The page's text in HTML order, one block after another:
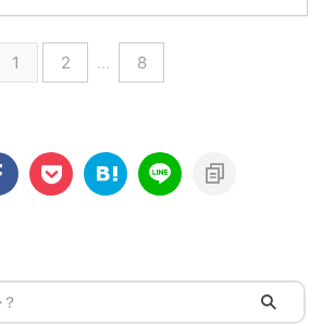
1 2 … 8